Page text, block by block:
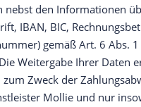
nebst den Informationen
IBAN, BIC,
gemäß Art. 6 Abs. 1
Weitergabe Ihrer Daten
zum Zweck der
Mollie und nur